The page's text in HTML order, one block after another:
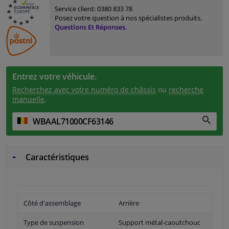
Service client:0380 833 78
Posez votre question à nos spécialistes produits.
Questions Et Réponses.
Entrez votre véhicule.
Recherchez avec votre numéro de châssis ou recherche
manuelle.
Caractéristiques
Côté d'assemblage Arrière
Type de suspension Support métal-caoutchouc